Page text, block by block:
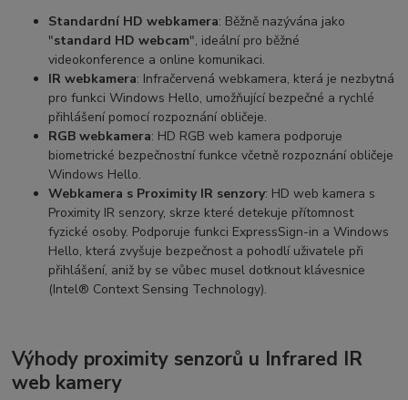
Standardní HD webkamera: Běžně nazývána jako
"standard HD webcam", ideální pro běžné
videokonference a online komunikaci.
IR webkamera: Infračervená webkamera, která je nezbytná
pro funkci Windows Hello, umožňující bezpečné a rychlé
přihlášení pomocí rozpoznání obličeje.
RGB webkamera: HD RGB web kamera podporuje
biometrické bezpečnostní funkce včetně rozpoznání obličeje
Windows Hello.
Webkamera s Proximity IR senzory: HD web kamera s
Proximity IR senzory, skrze které detekuje přítomnost
fyzické osoby. Podporuje funkci ExpressSign-in a Windows
Hello, která zvyšuje bezpečnost a pohodlí uživatele při
přihlášení, aniž by se vůbec musel dotknout klávesnice
(Intel® Context Sensing Technology).
Výhody proximity senzorů u Infrared IR
web kamery